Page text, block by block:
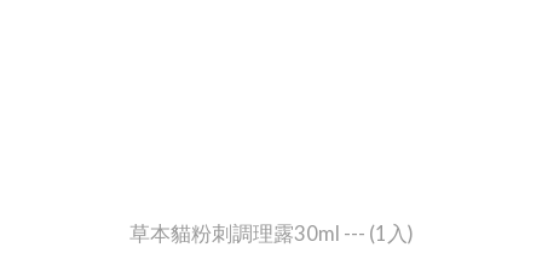
草本貓粉刺調理露30ml --- (1入)